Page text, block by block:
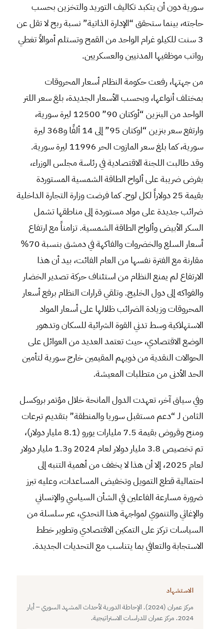
سورية دون أن يتكبد تكاليف التوريد والتخزين بحسب
حاجته، بينما ستحقق “الإدارة الذاتية” نسبة ربح لا تقل عن
3 سنت للكيلو غرام الواحد من القمح وتستلم أموالاً تغطي
رواتب موظفيها المدنيين والعسكريين.
من جهتها، رفعت حكومة النظام أسعار المحروقات
بمختلف أنواعها، وبحسب الأسعار الجديدة، بلغ سعر اللتر
الواحد من البنزين “أوكتان 90” 12500 ليرة سورية،
وارتفع سعر بنزين “اوكتان 95” إلى 14 ألفًا و368 ليرة
سورية، كما بلغ سعر المازوت الحر 11996 ليرة سورية.
وقد طالبت اللجنة الاقتصادية في رئاسة مجلس الوزراء،
بفرض ضريبة على ألواح الطاقة الشمسية المستوردة
بقيمة 25 دولاراً لكل لوح. كما فرضت وزارة التجارة الداخلية
ضرائب جديدة على مواد مستوردة إلى مناطقها تشمل
السكر الأبيض وألواح الطاقة الشمسية. تزامناً مع ارتفاع
أسعار السلع والخضروات والفاكهة في دمشق بنسبة 70%
مقارنة مع الفترة نفسها من العام الفائت، بيد أن هذا
الارتفاع لم يمنع النظام من استئناف حركة تصدير الخضار
والفواكه إلى دول الخليج. وتلقي قرارات النظام برفع أسعار
المحروقات وزيادة الضرائب ظلالها على أسعار المواد
الاستهلاكية وسط تدني القوة الشرائية للسكان وتدهور
الوضع الاقتصادي، حيث تعتمد العديد من العوائل على
الحوالات النقدية من ذويهم المقيمين خارج سورية لتأمين
الحد الأدنى من متطلبات المعيشة.
وفي سياق آخر، تعهدت الدول المانحة خلال مؤتمر بروكسل
الثامن لـ “دعم مستقبل سوريا والمنطقة” ‏بتقديم تبرعات
ومنح وقروض بقيمة 7.5 مليارات يورو (8.1 مليار دولار)،
تم تخصيص 3.8 مليار ‏دولار لعام 2024 و1.3 مليار دولار
لعام 2025، إلا أن هذا لا يخفف من أهمية التنبه إلى
احتمالية قطع ‏التمويل وتخفيض المساعدات، وعليه تبرز
ضرورة مسارعة الفاعلين في ‏الشأن السياسي والإنساني
والإغاثي والتنموي لمواجهة ‏هذا التحدي، عبر سلسلة من
السياسات تركز على التمكين الاقتصادي وتطوير خطط
الاستجابة والتعافي بما يتناسب مع التحديات الجديدة.
الاستشهاد
مركز عمران (2024). الإحاطة الدورية لأحداث المشهد السوري – أيار
2024. مركز عمران للدراسات الاستراتيجية.